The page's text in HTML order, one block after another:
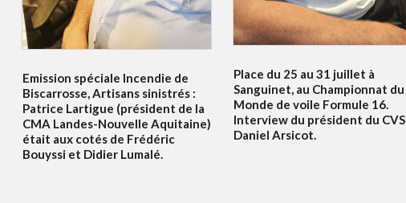
Emission spéciale Incendie de
Biscarrosse, Artisans sinistrés :
Patrice Lartigue (président de la
CMA Landes-Nouvelle Aquitaine)
était aux cotés de Frédéric
Bouyssi et Didier Lumalé.
Place du 25 au 31 juillet à
Sanguinet, au Championnat du
Monde de voile Formule 16.
Interview du président du CVS
Daniel Arsicot.